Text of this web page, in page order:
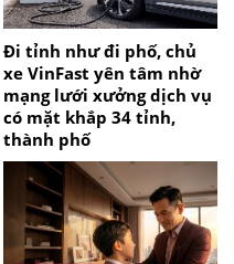
Đi tỉnh như đi phố, chủ
xe VinFast yên tâm nhờ
mạng lưới xưởng dịch vụ
có mặt khắp 34 tỉnh,
thành phố